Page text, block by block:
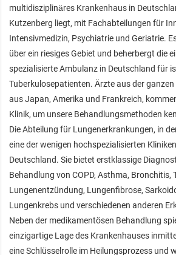
multidisziplinäres Krankenhaus in
Kutzenberg liegt, mit Fachabteilungen für
Intensivmedizin, Psychiatrie und Geriatrie.
über ein riesiges Gebiet und beherbergt die
spezialisierte Ambulanz in Deutschland für
Tuberkulosepatienten. Ärzte aus der
aus Japan, Amerika und Frankreich,
Klinik, um unsere Behandlungsmethoden
Die Abteilung für Lungenerkrankungen, in
eine der wenigen hochspezialisierten
Deutschland. Sie bietet erstklassige
Behandlung von COPD, Asthma, Bronchitis,
Lungenentzündung, Lungenfibrose,
Lungenkrebs und verschiedenen anderen
Neben der medikamentösen Behandlung
einzigartige Lage des Krankenhauses
eine Schlüsselrolle im Heilungsprozess und